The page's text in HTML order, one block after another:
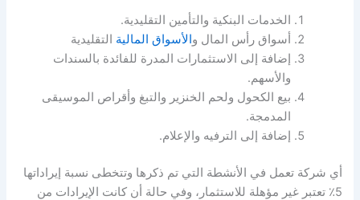
الخدمات البنكية والتأمين التقليدية.
أسواق رأس المال والأسواق الماليةالتقليدية
إضافة إلى الاستثمارات المدرة للفائدة بالسندات
والأسهم.
بيع الكحول ولحم الخنزير والتبغ وأقراص الموسيقى
المدمجة.
إضافة إلى الترفيه والإعلام.
أي شركة تعمل في الأنشطة التي تم ذكرها وتتخطى نسبة إيراداتها
5٪ تعتبر غير مؤهلة للاستثمار، وفي حالة أن كانت الإيرادات من